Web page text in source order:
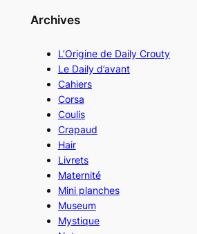
Archives
L’Origine de Daily Crouty
Le Daily d’avant
Cahiers
Corsa
Coulis
Crapaud
Hair
Livrets
Maternité
Mini planches
Museum
Mystique